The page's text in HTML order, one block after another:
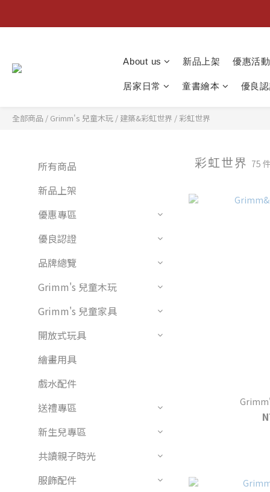
About us 新品上架 優惠活動
居家日常 童書繪本 優良
全部商品 / Grimm's 兒童木玩 / 建築&彩虹世界 / 彩虹世界
所有商品
新品上架
優惠專區
優良認證
品牌總覽
Grimm's 兒童木玩
Grimm's 兒童家具
開放式玩具
繪畫用具
戲水配件
送禮專區
新生兒專區
共讀親子時光
服飾配件
彩虹世界 75